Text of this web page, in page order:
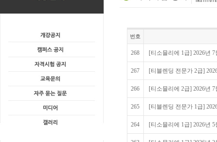
번호
268 [티소믈리에 1급] 2026년
267 [티블렌딩 전문가 2급]
266 [티소믈리에 2급] 2026년
265 [티블렌딩 전문가 1급]
264 [티소믈리에 1급] 2026년